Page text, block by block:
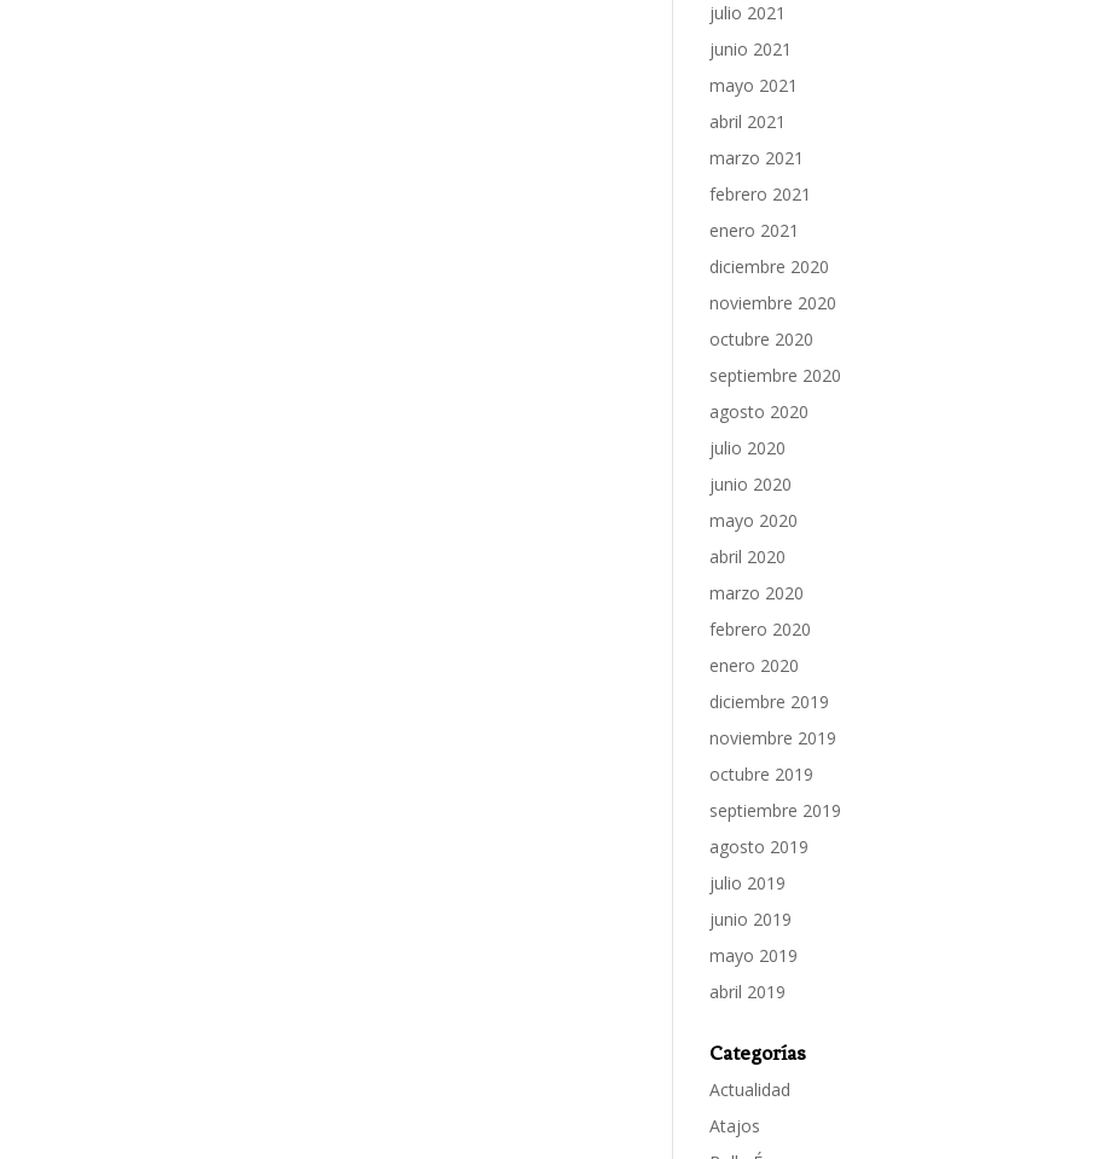
julio 2021
junio 2021
mayo 2021
abril 2021
marzo 2021
febrero 2021
enero 2021
diciembre 2020
noviembre 2020
octubre 2020
septiembre 2020
agosto 2020
julio 2020
junio 2020
mayo 2020
abril 2020
marzo 2020
febrero 2020
enero 2020
diciembre 2019
noviembre 2019
octubre 2019
septiembre 2019
agosto 2019
julio 2019
junio 2019
mayo 2019
abril 2019
Categorías
Actualidad
Atajos